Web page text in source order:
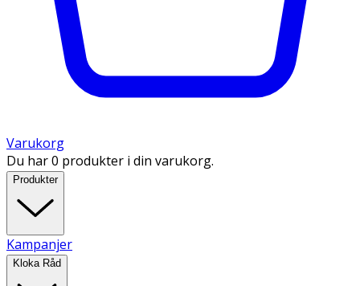
Varukorg
Du har 0 produkter i din varukorg.
Produkter
Kampanjer
Kloka Råd